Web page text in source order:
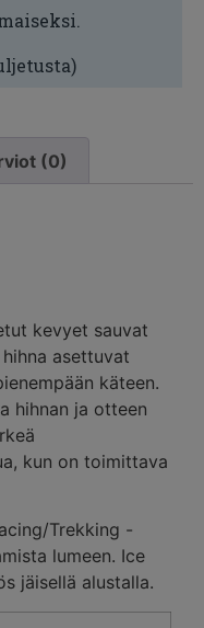
(0)
kevyet sauvat
asettuvat
käteen.
hihnan ja otteen
kun on toimittava
Trekking -
lumeen. Ice
jäisellä alustalla.